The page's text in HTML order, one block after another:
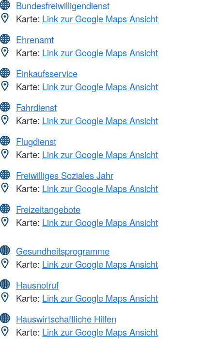
Bundesfreiwilligendienst
Karte: Link zur Google Maps Ansicht
Ehrenamt
Karte: Link zur Google Maps Ansicht
Einkaufsservice
Karte: Link zur Google Maps Ansicht
Fahrdienst
Karte: Link zur Google Maps Ansicht
Flugdienst
Karte: Link zur Google Maps Ansicht
Freiwilliges Soziales Jahr
Karte: Link zur Google Maps Ansicht
Freizeitangebote
Karte: Link zur Google Maps Ansicht
Gesundheitsprogramme
Karte: Link zur Google Maps Ansicht
Hausnotruf
Karte: Link zur Google Maps Ansicht
Hauswirtschaftliche Hilfen
Karte: Link zur Google Maps Ansicht